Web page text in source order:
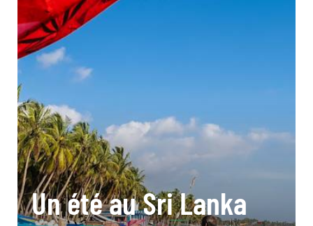
Un été au Sri Lanka